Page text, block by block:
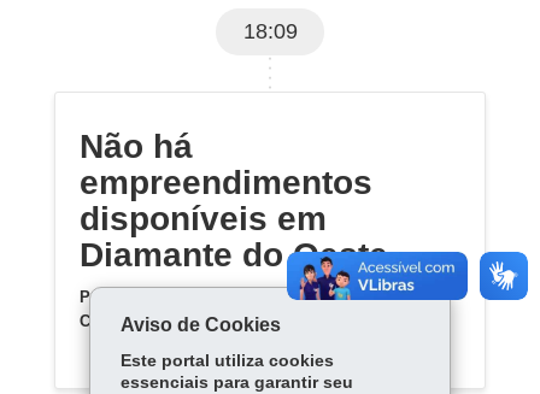
18:09
Não há
empreendimentos
disponíveis em
Diamante do Oeste
Por enquanto, não há empreendimentos da
Cohapar previstos para Diamante do Oeste
Aviso de Cookies
Este portal utiliza cookies
essenciais para garantir seu